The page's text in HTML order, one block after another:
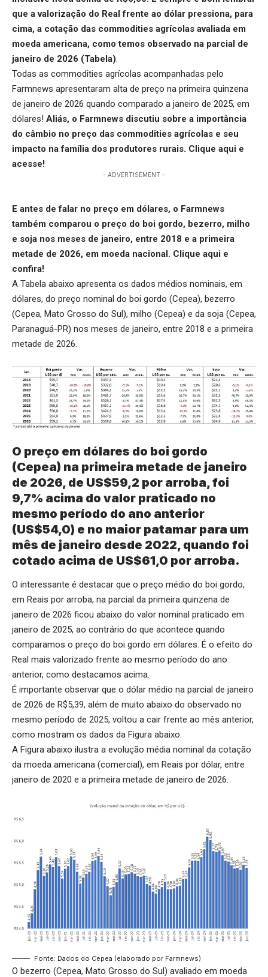
que a valorização do Real frente ao dólar pressiona, para
cima, a cotação das commodities agrícolas avaliada em
moeda americana, como temos observado na parcial de
janeiro de 2026 (Tabela).
Todas as commodities agrícolas acompanhadas pelo
Farmnews apresentaram alta de preço na primeira quinzena
de janeiro de 2026 quando comparado a janeiro de 2025, em
dólares! Aliás, o Farmnews discutiu sobre a importância
do câmbio no preço das commodities agrícolas e seu
impacto na família dos produtores rurais. Clique aqui e
acesse!
- ADVERTISEMENT -
E antes de falar no preço em dólares, o Farmnews
também comparou o preço do boi gordo, bezerro, milho
e soja nos meses de janeiro, entre 2018 e a primeira
metade de 2026, em moeda nacional. Clique aqui e
confira!
A Tabela abaixo apresenta os dados médios nominais, em
dólares, do preço nominal do boi gordo (Cepea), bezerro
(Cepea, Mato Grosso do Sul), milho (Cepea) e da soja (Cepea,
Paranaguá-PR) nos meses de janeiro, entre 2018 e a primeira
metade de 2026.
O preço em dólares do boi gordo
(Cepea) na primeira metade de janeiro
de 2026, de US$59,2 por arroba, foi
9,7% acima do valor praticado no
mesmo período do ano anterior
(US$54,0) e no maior patamar para um
mês de janeiro desde 2022, quando foi
cotado acima de US$61,0 por arroba.
O interessante é destacar que o preço médio do boi gordo,
em Reais por arroba, na parcial da primeira quinzena de
janeiro de 2026 ficou abaixo do valor nominal praticado em
janeiro de 2025, ao contrário do que acontece quando
comparamos o preço do boi gordo em dólares. É o efeito do
Real mais valorizado frente ao mesmo período do ano
anterior, como destacamos acima.
É importante observar que o dólar médio na parcial de janeiro
de 2026 de R$5,39, além de muito abaixo do observado no
mesmo período de 2025, voltou a cair frente ao mês anterior,
como mostram os dados da Figura abaixo.
A Figura abaixo ilustra a evolução média nominal da cotação
da moeda americana (comercial), em Reais por dólar, entre
janeiro de 2020 e a primeira metade de janeiro de 2026.
Fonte: Dados do Cepea (elaborado por Farmnews)
O bezerro (Cepea, Mato Grosso do Sul) avaliado em moeda